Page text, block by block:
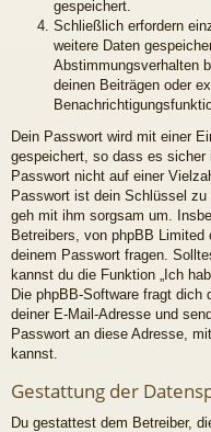
gespeichert.
Schließlich erfordern
weitere Daten
Abstimmungsverhalten
deinen Beiträgen oder
Dein Passwort wird mit einer
gespeichert, so dass es
Passwort nicht auf einer
Passwort ist dein Schlüssel
geh mit ihm sorgsam um.
Betreibers, von phpBB
deinem Passwort fragen.
kannst du die Funktion „Ich
Die phpBB-Software fragt dich
deiner E-Mail-Adresse und
Passwort an diese Adresse,
kannst.
Gestattung der
Du gestattest dem Betreiber,